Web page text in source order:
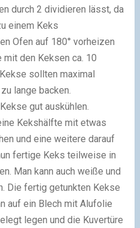
durch 2 dividieren lässt, da
einem Keks
Ofen auf 180° vorheizen
den Keksen ca. 10
sollten maximal
lange backen.
gut auskühlen.
Kekshälfte mit etwas
und eine weitere darauf
fertige Keks teilweise in
Man kann auch weiße und
Die fertig getunkten Kekse
auf ein Blech mit Alufolie
legen und die Kuvertüre